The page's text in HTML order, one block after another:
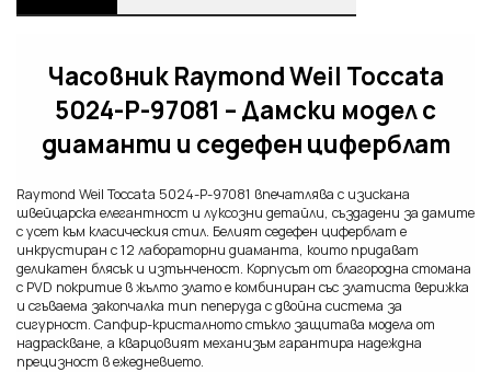
Часовник Raymond Weil Toccata
5024-P-97081 – Дамски модел с
диаманти и седефен циферблат
Raymond Weil Toccata 5024-P-97081 впечатлява с изискана
швейцарска елегантност и луксозни детайли, създадени за дамите
с усет към класическия стил. Белият седефен циферблат е
инкрустиран с 12 лабораторни диаманта, които придават
деликатен блясък и изтънченост. Корпусът от благородна стомана
с PVD покритие в жълто злато е комбиниран със златиста верижка
и сгъваема закопчалка тип пеперуда с двойна система за
сигурност. Сапфир-кристалното стъкло защитава модела от
надраскване, а кварцовият механизъм гарантира надеждна
прецизност в ежедневието.